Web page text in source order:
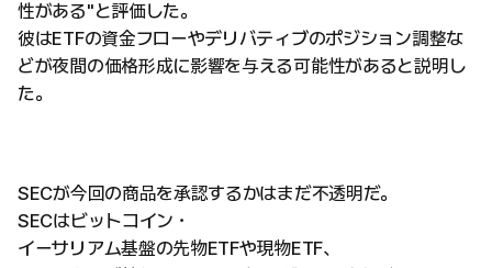
性がある"と評価した。
彼はETFの資金フローやデリバティブのポジション調整な
どが夜間の価格形成に影響を与える可能性があると説明し
た。
SECが今回の商品を承認するかはまだ不透明だ。
SECはビットコイン・
イーサリアム基盤の先物ETFや現物ETF、